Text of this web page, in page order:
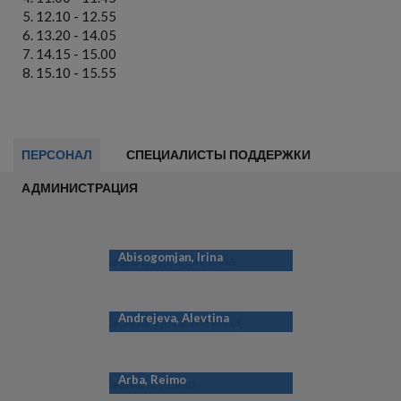
12.10 - 12.55
13.20 - 14.05
14.15 - 15.00
15.10 - 15.55
ПЕРСОНАЛ СПЕЦИАЛИСТЫ ПОДДЕРЖКИ
АДМИНИСТРАЦИЯ
Abisogomjan, Irina
Andrejeva, Alevtina
Arba, Reimo